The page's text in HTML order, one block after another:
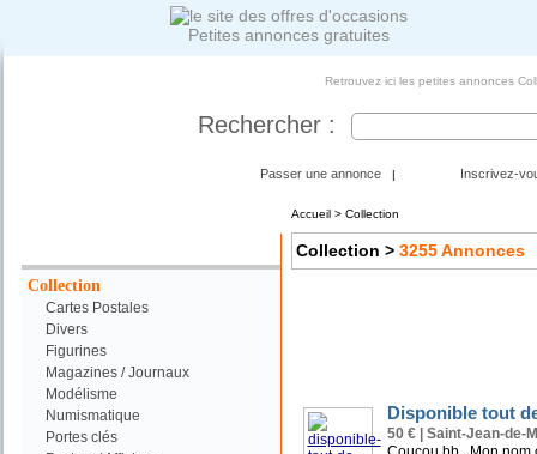
Petites annonces gratuites
Retrouvez ici les petites annonces
Rechercher :
Passer une annonce | Inscrivez-
Collection
Cartes Postales
Divers
Figurines
Magazines / Journaux
Modélisme
Numismatique
Portes clés
Accueil> Collection
Collection > 3255Annonces
Disponible tout
50 € | Saint-Jean-de-